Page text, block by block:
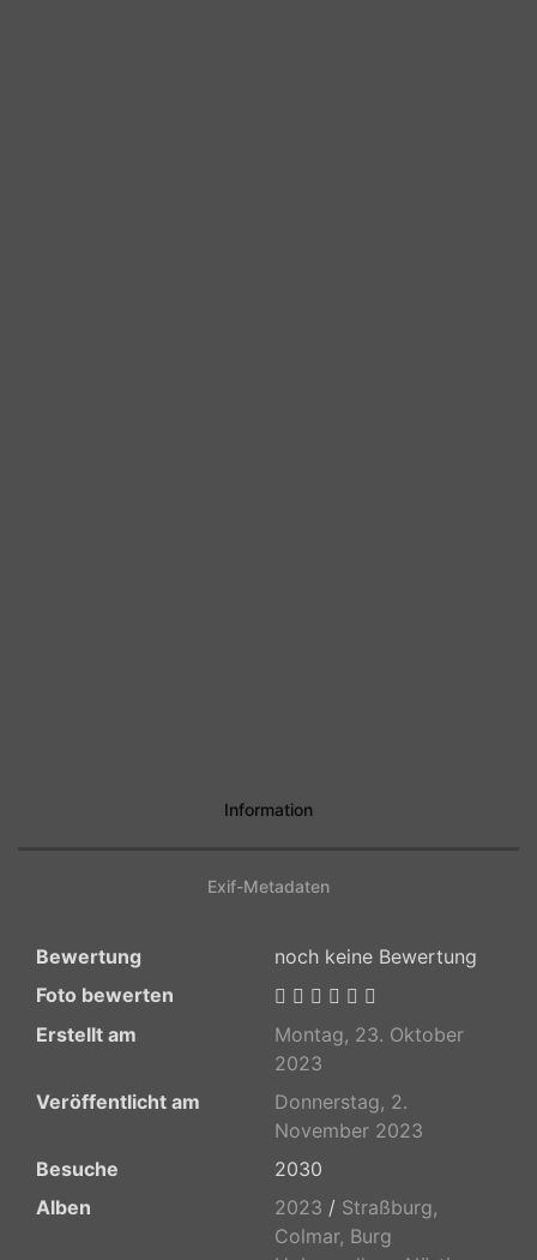
Information
Exif-Metadaten
Bewertung
noch keine Bewertung
Foto bewerten
Erstellt am
Montag, 23. Oktober
2023
Veröffentlicht am
Donnerstag, 2.
November 2023
Besuche
2030
Alben
2023 / Straßburg,
Colmar, Burg